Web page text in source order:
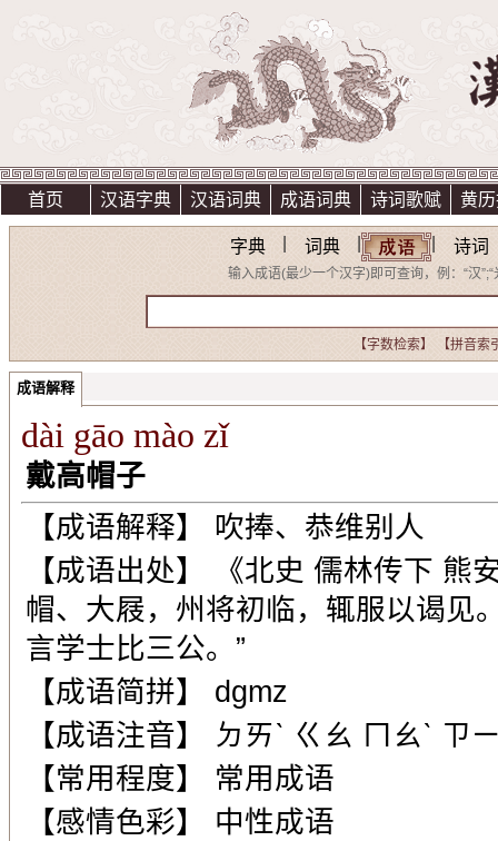
首页 汉语字典 汉语词典 成语词典 诗词歌赋 黄
字典 词典 诗词
输入成语(最少一个汉字)即可查询，例：“汉”;“
【字数检索】 【拼音索
成语解释
dài gāo mào zǐ
戴高帽子
【成语解释】 吹捧、恭维别人
【成语出处】 《北史 儒林传下 熊
帽、大屐，州将初临，辄服以谒见
言学士比三公。”
【成语简拼】 dgmz
【成语注音】 ㄉㄞˋ ㄍㄠ ㄇㄠˋ ㄗ
【常用程度】 常用成语
【感情色彩】 中性成语